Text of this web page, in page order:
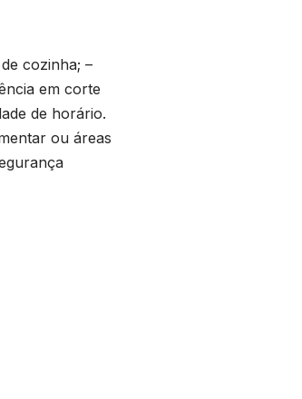
cozinha; –
em corte
de horário.
ou áreas